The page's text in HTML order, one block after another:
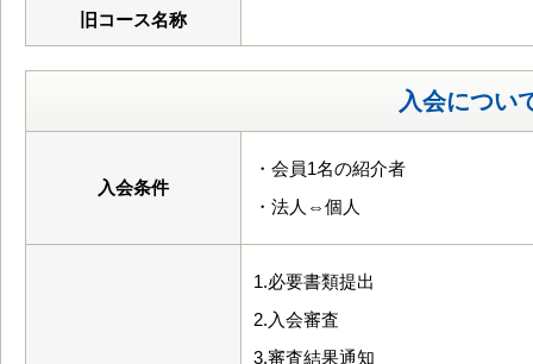
旧コース名称
入会につい
入会条件
・会員1名の紹介者
・法人⇔個人
1.必要書類提出
2.入会審査
3.審査結果通知